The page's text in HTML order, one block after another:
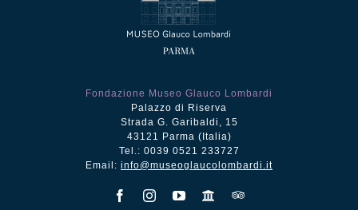
Fondazione Museo Glauco Lombardi
Palazzo di Riserva
Strada G. Garibaldi, 15
43121 Parma (Italia)
Tel.: 0039 0521 233727
Email: info@museoglaucolombardi.it